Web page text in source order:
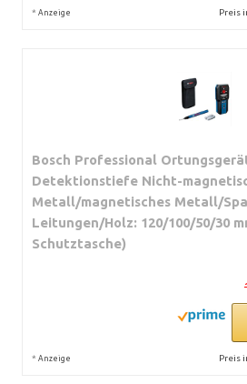
* Anzeige Preis
Bosch Professional Ortungsgerät
Detektionstiefe Nicht-
Metall/magnetisches Metall/
Leitungen/Holz: 120/100/50/30
Schutztasche)
* Anzeige Preis